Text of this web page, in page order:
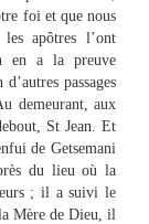
foi et que nous
apôtres l’ont
en a la preuve
passages
demeurant, aux
St Jean. Et
de Getsemani
du lieu où la
; il a suivi le
Mère de Dieu, il